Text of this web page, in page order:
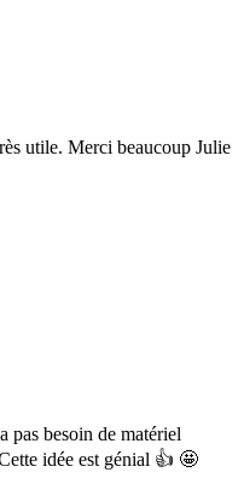
utile. Merci beaucoup Julie
pas besoin de matériel
idée est génial 👍 🤩